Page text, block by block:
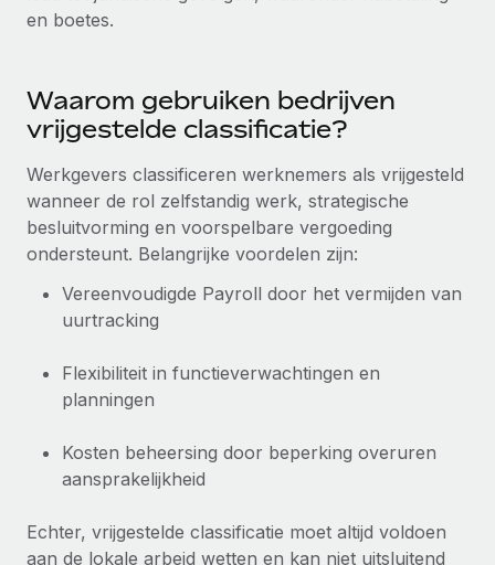
Mobiliteit en overplaatsing
Secundaire arbeidsvoorwaarden
Eenvoudig secundaire arbeidsvoorwaarden
BLOG
Productupdates van Remote: Gusto- en Xero-
integraties en Contractor Management Plus
Het blijft de missie van Remote om alle soorten bedrijven
te helpen bij het aannemen, beheren en...
Meer informatie
Hoe Phiture 55 werknemers in 19 landen
beheert met Remote
mobiele groeiadviessector, zet zich sinds 2016...
en boetes.
Waarom gebruiken bedrijven
vrijgestelde classificatie?
Werkgevers classificeren werknemers als vrijgesteld
wanneer de rol zelfstandig werk, strategische
besluitvorming en voorspelbare vergoeding
ondersteunt. Belangrijke voordelen zijn:
Vereenvoudigde Payroll door het vermijden van
uurtracking
Flexibiliteit in functieverwachtingen en
planningen
Kosten beheersing door beperking overuren
aansprakelijkheid
Echter, vrijgestelde classificatie moet altijd voldoen
aan de lokale arbeid wetten en kan niet uitsluitend